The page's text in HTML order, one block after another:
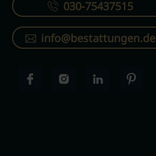
030-75437515
info@bestattungen.de